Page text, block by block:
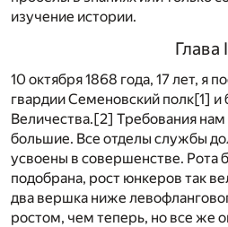
изучение истории.
Глава I
10 октября 1868 года, 17 лет, я
гвардии Семеновский полк[1] и
Величества.[2] Требования
большие. Все отделы службы
усвоены в совершенстве. Рота
подобрана, рост юнкеров так
два вершка ниже
ростом, чем теперь, но все же